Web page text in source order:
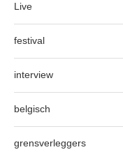
Live
festival
interview
belgisch
grensverleggers